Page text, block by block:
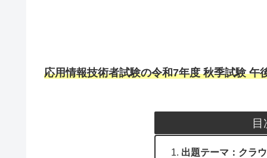
応用情報技術者試験の令和7年度 秋季試験
目
出題テーマ：クラ